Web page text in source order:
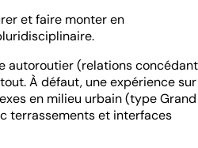
et faire monter en
autoroutier (relations concédant
À défaut, une expérience sur
en milieu urbain (type Grand
terrassements et interfaces